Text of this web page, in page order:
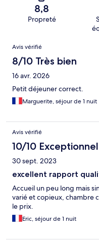
8,8
Propreté
Avis
Avis vérifié
8/10 Très bien
16 avr. 2026
Petit déjeuner correct.
Marguerite, séjour de 1 nuit
Avis vérifié
10/10 Exceptionnel
30 sept. 2023
excellent rapport
Accueil un peu long mais
varié et copieux, chambre
le prix.
Eric, séjour de 1 nuit